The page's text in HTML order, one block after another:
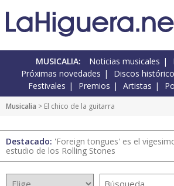
MUSICALIA: Noticias musicales
Próximas novedades
Discos
Festivales
Premios Artistas
Musicalia > El chico de la guitarra
Destacado: 'Foreign tongues' es el
estudio de los Rolling Stones